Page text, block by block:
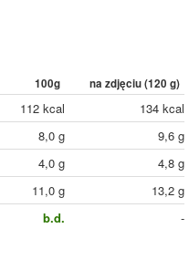
100g na zdjęciu (120 g)
112 kcal
134 kcal
8,0 g
9,6 g
4,0 g
4,8 g
11,0 g
13,2 g
b.d. -